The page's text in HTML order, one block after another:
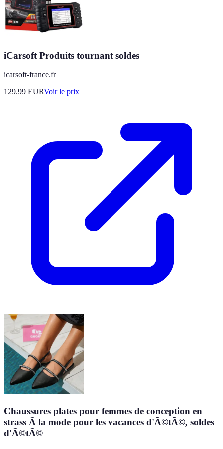
iCarsoft Produits tournant soldes
icarsoft-france.fr
129.99 EURVoir le prix
Chaussures plates pour femmes de conception en
strass Ã la mode pour les vacances d'Ã©tÃ©, soldes
d'Ã©tÃ©